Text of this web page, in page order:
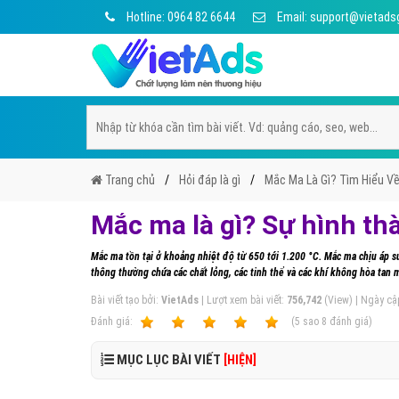
Hotline: 0964 82 6644 Email:
Trang chủ Hỏi đáp là gì Mắc Ma Là Gì? Tìm Hiểu
Mắc ma là gì? Sự hình
Mắc ma tồn tại ở khoảng nhiệt độ từ 650 tới 1.200 °C. Mắc ma chịu áp
thông thường chứa các chất lỏng, các tinh thể và các khí không hòa tan
Bài viết tạo bởi: VietAds | Lượt xem bài viết: 756,742 (View) | Ngày
Ðánh giá:
(5 sao 8 đánh giá)
MỤC LỤC BÀI VIẾT [HIỆN]